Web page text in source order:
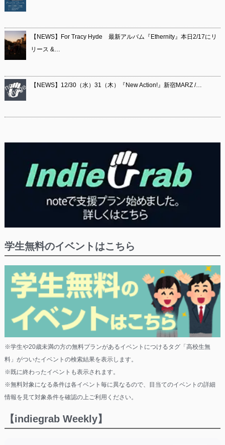
【NEWS】For Tracy Hyde 最新アルバム『Ethernity』本日2/17にリ
リース &…
【NEWS】12/30（水）31（木）『New Action!』新宿MARZ /…
学生無料のイベントはこちら
※学生や20歳未満の方の無料プランがあるイベントにつけるタグ「高校生無
料」がついたイベントの検索結果を表示します。
※既に終わったイベントも表示されます。
※無料対象になる条件は各イベント毎に異なるので、目当てのイベントの詳細
情報を見て対象条件を確認の上ご利用ください。
【indiegrab Weekly】